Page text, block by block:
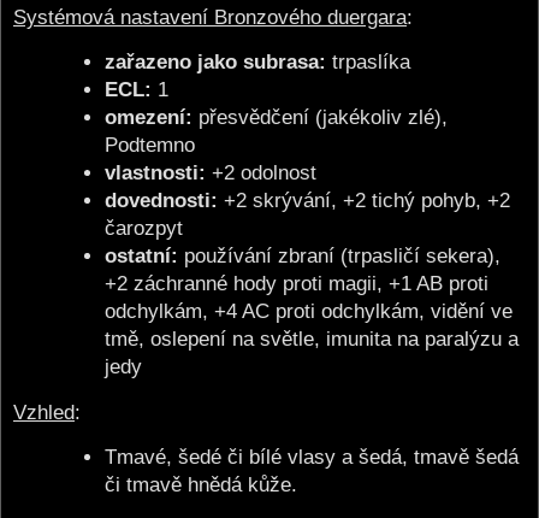
Systémová nastavení Bronzového duergara:
zařazeno jako subrasa: trpaslíka
ECL: 1
omezení: přesvědčení (jakékoliv zlé),
Podtemno
vlastnosti: +2 odolnost
dovednosti: +2 skrývání, +2 tichý pohyb, +2
čarozpyt
ostatní: používání zbraní (trpasličí sekera),
+2 záchranné hody proti magii, +1 AB proti
odchylkám, +4 AC proti odchylkám, vidění ve
tmě, oslepení na světle, imunita na paralýzu a
jedy
Vzhled:
Tmavé, šedé či bílé vlasy a šedá, tmavě šedá
či tmavě hnědá kůže.